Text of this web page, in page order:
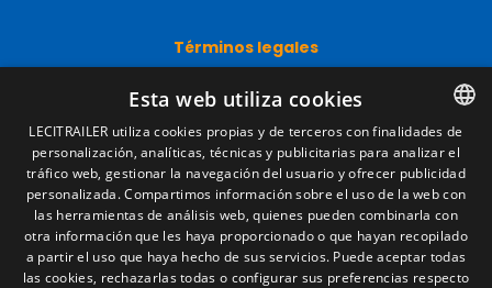
Términos legales
Política de privacidad
Política de cookies
Condiciones generales de venta
Gestionar cookies
Contacto
Camino de los Huertos, S/N. Apdo 100
SPANISH
ENGLISH
FRENCH
ITALIAN
Esta web utiliza cookies
LECITRAILER utiliza cookies propias y de terceros con finalidades de
personalización, analíticas, técnicas y publicitarias para analizar el
tráfico web, gestionar la navegación del usuario y ofrecer publicidad
personalizada. Compartimos información sobre el uso de la web con
las herramientas de análisis web, quienes pueden combinarla con
otra información que les haya proporcionado o que hayan recopilado
a partir el uso que haya hecho de sus servicios. Puede aceptar todas
las cookies, rechazarlas todas o configurar sus preferencias respecto